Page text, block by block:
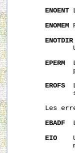
ENOENT
ENOMEM
ENOTDIR
EPERM
EROFS
Les
EBADF
EIO